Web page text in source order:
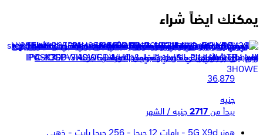
يمكنك ايضاً شراء
ال جى جهاز تنقية الهواء 100 متر 6 step filtration - Plasm aster
Plus Ionizer - كريمي ثلجي &amp;اسود - AS10GDWH0
36,879
جنيه
يبدأ من 2717 جنيه / الشهر